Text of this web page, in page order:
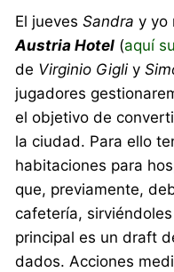
El juevesSandra y yo
Austria Hotel (aquí
de Virginio Gigliy
jugadores
el objetivo de
la ciudad. Para ello
habitaciones para
que, previamente,
cafetería,
principal es un draft
dados. Acciones